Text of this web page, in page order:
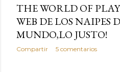
THE WORLD OF
WEB DE LOS NAIPES
MUNDO,LO JUSTO!
Compartir 5 comentarios